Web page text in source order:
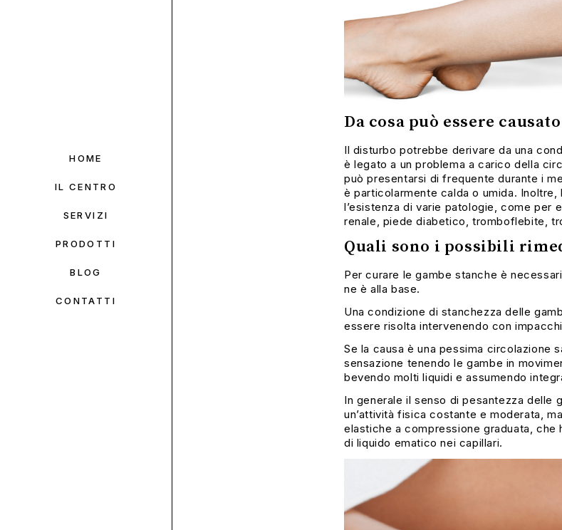
HOME
IL CENTRO
SERVIZI
PRODOTTI
BLOG
CONTATTI
Da cosa può essere
Il disturbo potrebbe derivare da una
è legato a un problema a carico della
può presentarsi di frequente durante i
è particolarmente calda o umida.
l’esistenza di varie patologie, come per
renale, piede diabetico, tromboflebite,
Quali sono i possibili
Per curare le gambe stanche è
ne è alla base.
Una condizione di stanchezza delle
essere risolta intervenendo con
Se la causa è una pessima circolazione
sensazione tenendo le gambe in
bevendo molti liquidi e assumendo
In generale il senso di pesantezza delle
un’attività fisica costante e moderata,
elastiche a compressione graduata,
di liquido ematico nei capillari.